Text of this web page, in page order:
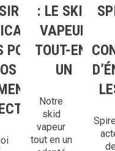
UN
POUR
: LE SKID
VAPEUR
TOUT-EN-
UN
Notre
skid
vapeur
tout en un